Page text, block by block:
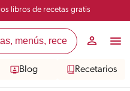
libros de recetas gratis
Blog Recetarios